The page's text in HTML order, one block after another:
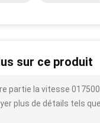
sur ce produit
partie la vitesse
plus de détails tels